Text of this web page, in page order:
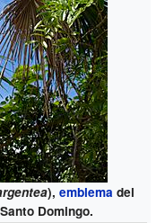
),emblema del
Domingo.